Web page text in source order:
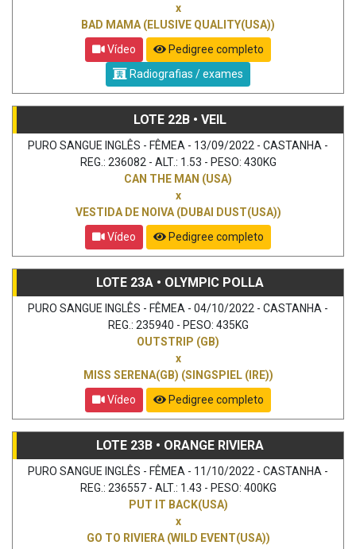
x
BAD MAMA (ELUSIVE QUALITY(USA))
Vídeo
Pedigree completo
Radiografias / exames
LOTE 22B • VEIL
PURO SANGUE INGLÊS - FÊMEA - 13/09/2022 - CASTANHA -
REG.: 236082 - ALT.: 1.53 - PESO: 430KG
CAN THE MAN (USA)
x
VESTIDA DE NOIVA (DUBAI DUST(USA))
Vídeo
Pedigree completo
LOTE 23A • OLYMPIC POLLA
PURO SANGUE INGLÊS - FÊMEA - 04/10/2022 - CASTANHA -
REG.: 235940 - PESO: 435KG
OUTSTRIP (GB)
x
MISS SERENA(GB) (SINGSPIEL (IRE))
Vídeo
Pedigree completo
LOTE 23B • ORANGE RIVIERA
PURO SANGUE INGLÊS - FÊMEA - 11/10/2022 - CASTANHA -
REG.: 236557 - ALT.: 1.43 - PESO: 400KG
PUT IT BACK(USA)
x
GO TO RIVIERA (WILD EVENT(USA))